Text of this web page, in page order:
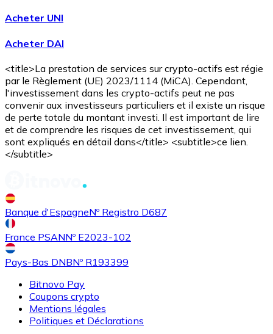
Acheter UNI
Acheter DAI
<title>La prestation de services sur crypto-actifs est régie
par le Règlement (UE) 2023/1114 (MiCA). Cependant,
l'investissement dans les crypto-actifs peut ne pas
convenir aux investisseurs particuliers et il existe un risque
de perte totale du montant investi. Il est important de lire
et de comprendre les risques de cet investissement, qui
sont expliqués en détail dans</title> <subtitle>ce lien.
</subtitle>
Banque d'EspagneNº Registro D687
France PSANNº E2023-102
Pays-Bas DNBNº R193399
Bitnovo Pay
Coupons crypto
Mentions légales
Politiques et Déclarations